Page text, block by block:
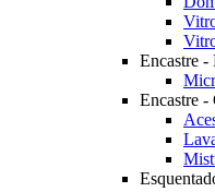
Encastre -
Encastre -